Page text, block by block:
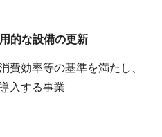
的な設備の更新
費効率等の基準を満たし、
入する事業